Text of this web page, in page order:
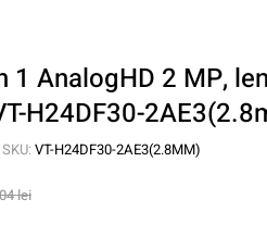
1 AnalogHD 2 MP,
H24DF30-
SKU: VT-H24DF30-2AE3(2.8MM)
lei